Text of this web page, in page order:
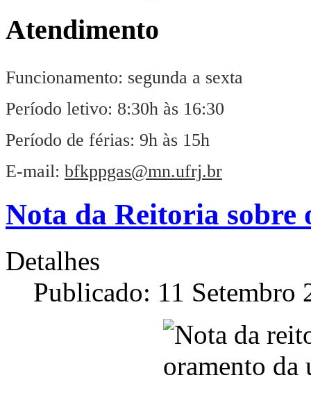
Atendimento
Funcionamento: segunda a sexta
Período letivo: 8:30h às 16:30
Período de férias: 9h às 15h
E-mail: bfkppgas@mn.ufrj.br
Nota da Reitoria sobre
Detalhes
Publicado: 11 Setembro